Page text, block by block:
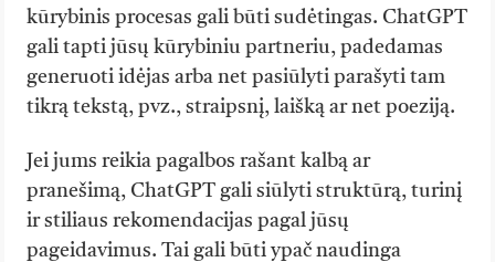
kūrybinis procesas gali būti sudėtingas. ChatGPT
gali tapti jūsų kūrybiniu partneriu, padedamas
generuoti idėjas arba net pasiūlyti parašyti tam
tikrą tekstą, pvz., straipsnį, laišką ar net poeziją.
Jei jums reikia pagalbos rašant kalbą ar
pranešimą, ChatGPT gali siūlyti struktūrą, turinį
ir stiliaus rekomendacijas pagal jūsų
pageidavimus. Tai gali būti ypač naudinga